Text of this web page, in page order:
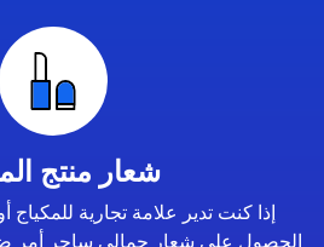
شعار منتج
إذا كنت تدير علامة تجارية للمكياج
الحصول على شعار جمالي ساحر أمر